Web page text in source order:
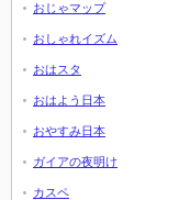
おじゃマップ
おしゃれイズム
おはスタ
おはよう日本
おやすみ日本
ガイアの夜明け
カスペ